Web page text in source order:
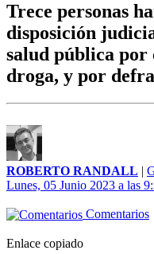
Trece personas
disposición
salud pública por
droga, y por
ROBERTO RANDALL |
Lunes, 05 Junio 2023 a las
Comentarios
Enlace copiado